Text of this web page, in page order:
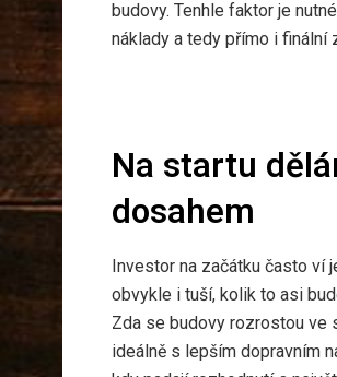
budovy. Tenhle faktor je
náklady a tedy přímo i finální
Na startu
dosahem
Investor na začátku často ví
obvykle i tuší, kolik to asi
Zda se budovy rozrostou ve
ideálně s lepším dopravním